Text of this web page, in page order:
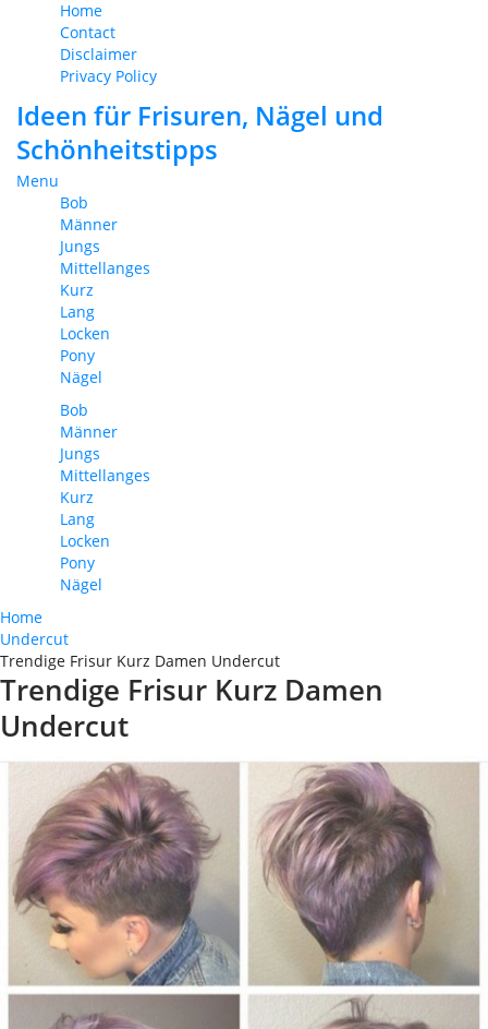
Home
Contact
Disclaimer
Privacy Policy
Ideen für Frisuren, Nägel und
Schönheitstipps
Menu
Bob
Männer
Jungs
Mittellanges
Kurz
Lang
Locken
Pony
Nägel
Bob
Männer
Jungs
Mittellanges
Kurz
Lang
Locken
Pony
Nägel
Home
Undercut
Trendige Frisur Kurz Damen Undercut
Trendige Frisur Kurz Damen
Undercut